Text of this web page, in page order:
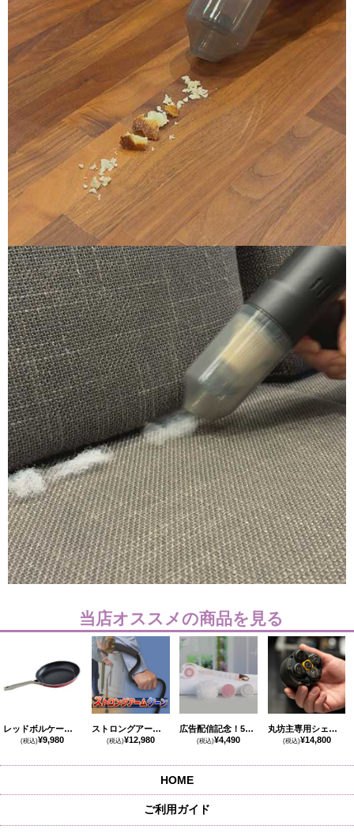
当店オススメの商品を見る
レッドボルケーノフライパン
(税込)¥9,980
ストロングアームケーン
(税込)¥12,980
広告配信記念！50％ＯＦＦ 自宅でスパ体験 ニューユー
(税込)¥4,490
丸坊主専用シェーバー マキシリゼヘッドシェーバー
(税込)¥14,800
HOME
ご利用ガイド